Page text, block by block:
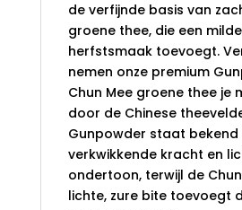
de verfijnde basis van
groene thee, die een
herfstsmaak toevoegt.
nemen onze premium
Chun Mee groene thee je
door de Chinese
Gunpowder staat bekend
verkwikkende kracht en
ondertoon, terwijl de
lichte, zure bite toevoegt